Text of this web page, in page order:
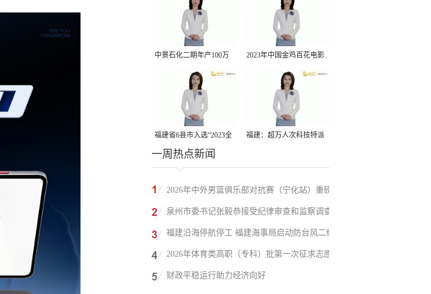
中景石化二期年产100万
吨丙烷脱氢项目建成中交
2023年中国金鸡百花电影
节有福电影巡展31日启动
福建省6县市入选“2023全
国县域发展潜力百强县”
福建：超万人次科技特派
一周热点新闻
2026年中外男篮俱乐部对抗赛（宁化站）重磅
来袭！抢票通道即将开启→
泉州市委书记张毅恭接受纪律审查和监察调查
福建沿海停航停工 福建海事局启动防台风二级
应急响应
2026年体育类高职（专科）批第一次征求志愿
填报
财政平稳运行助力经济向好